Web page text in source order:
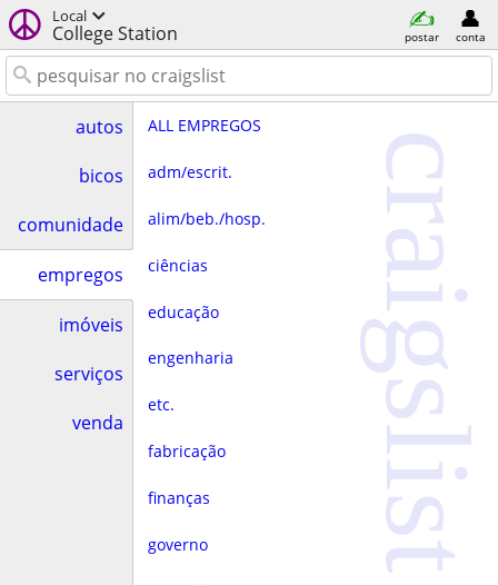
Local
College Station postar conta
autos
bicos
comunidade
empregos
imóveis
serviços
venda
ALL EMPREGOS
adm/escrit.
alim/beb./hosp.
ciências
educação
engenharia
etc.
fabricação
finanças
governo craigslist